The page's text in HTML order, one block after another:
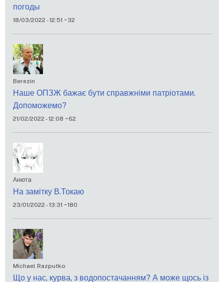
погоды
18/03/2022 - 12:51 - 32
Berezin
Наше ОПЗЖ бажає бути справжніми патріотами.
Допоможемо?
21/02/2022 - 12:08 - 62
Анюта
На замітку В.Токаю
23/01/2022 - 13:31 -180
Michael Razputko
Що у нас, курва, з водопостачанням? А може щось із